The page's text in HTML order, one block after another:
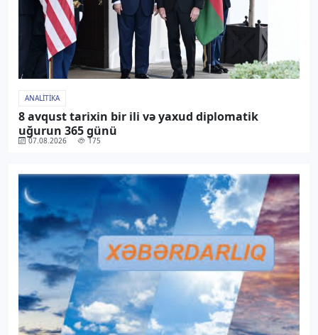
ANALITIKA
8 avqust tarixin bir ili və yaxud diplomatik
uğurun 365 günü
07.08.2026 175